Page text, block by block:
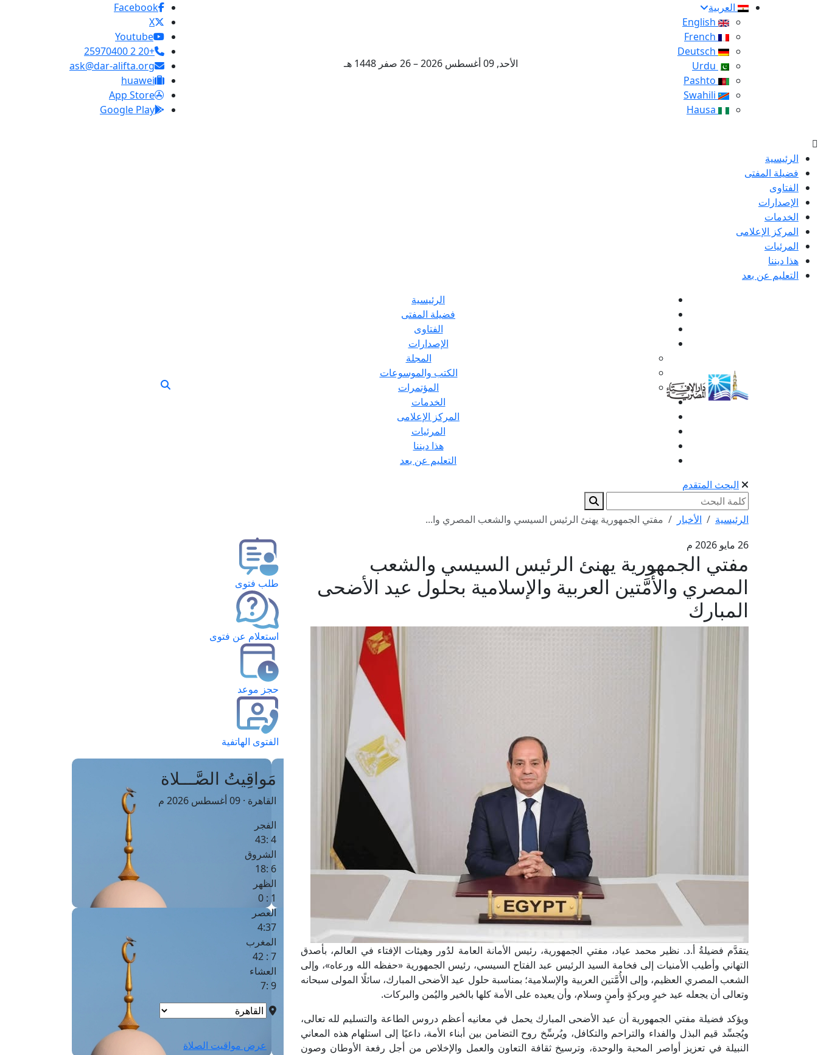
العربية
الأحد, 09 أغسطس 2026 – 26 صفر 1448 هـ
Facebook
X
Youtube
+20 2 25970400
ask@dar-alifta.org
huawei
App Store
Google Play
الرئيسية
فضيلة المفتى
الفتاوى
الإصدارات
الخدمات
المركز الإعلامى
المرئيات
هذا ديننا
التعليم عن بعد
الرئيسية
فضيلة المفتى
الفتاوى
الإصدارات
المجلة
الكتب والموسوعات
المؤتمرات
الخدمات
المركز الإعلامى
المرئيات
هذا ديننا
التعليم عن بعد
البحث المتقدم
الرئيسية الأخبار
مفتي الجمهورية يهنئ الرئيس السيسي والشعب المصري وا...
26 مايو 2026 م
مفتي الجمهورية يهنئ الرئيس السيسي والشعب
المصري والأُمَّتين العربية والإسلامية بحلول عيد الأضحى
المبارك
يتقدَّم فضيلةُ أ.د. نظير محمد عياد، مفتي الجمهورية، رئيس الأمانة العامة لدُور وهيئات الإفتاء في العالم، بأصدق
التهاني وأطيب الأمنيات إلى فخامة السيد الرئيس عبد الفتاح السيسي، رئيس الجمهورية «حفظه الله ورعاه»، وإلى
الشعب المصري العظيم، وإلى الأُمَّتين العربية والإسلامية؛ بمناسبة حلول عيد الأضحى المبارك، سائلًا المولى سبحانه
وتعالى أن يجعله عيد خيرٍ وبركةٍ وأمنٍ وسلام، وأن يعيده على الأمة كلها بالخير واليُمن والبركات.
ويؤكد فضيلة مفتي الجمهورية أن عيد الأضحى المبارك يحمل في معانيه أعظم دروس الطاعة والتسليم لله تعالى،
ويُجسِّد قيم البذل والفداء والتراحم والتكافل، ويُرسِّخ روح التضامن بين أبناء الأمة، داعيًا إلى استلهام هذه المعاني
النبيلة في تعزيز أواصر المحبة والوحدة، وترسيخ ثقافة التعاون والعمل والإخلاص من أجل رفعة الأوطان وصون
طلب فتوى
استعلام عن فتوى
حجز موعد
الفتوى الهاتفية
مَواقِيتُ الصَّـــلاة
القاهرة · 09 أغسطس 2026 م
الفجر
4 :43
الشروق
6 :18
الظهر
1 : 0
العصر
4:37
المغرب
7 : 42
العشاء
9 :7
عرض مواقيت الصلاة